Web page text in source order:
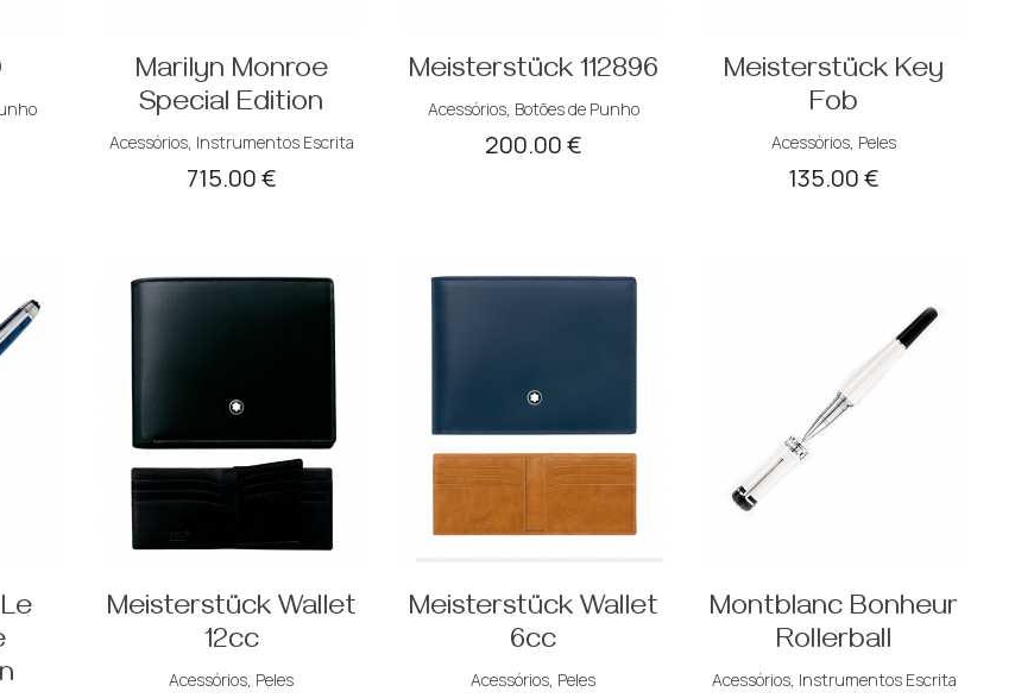
Marilyn Monroe
Special Edition
Acessórios, Instrumentos Escrita
715.00€
Meisterstück 112896
Acessórios, Botões de Punho
200.00€
Meisterstück Key
Fob
Acessórios, Peles
135.00€
Meisterstück Wallet
12cc
Acessórios, Peles
Meisterstück Wallet
6cc
Acessórios, Peles
Montblanc Bonheur
Rollerball
Acessórios, Instrumentos Escrita